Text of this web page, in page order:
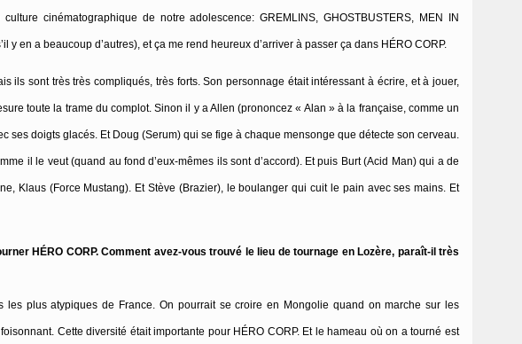
cinématographique de notre adolescence: GREMLINS, GHOSTBUSTERS, MEN IN
en a beaucoup d’autres), et ça me rend heureux d’arriver à passer ça dans HÉRO CORP.
ils sont très très compliqués, très forts. Son personnage était intéressant à écrire, et à jouer,
toute la trame du complot. Sinon il y a Allen (prononcez « Alan » à la française, comme un
ses doigts glacés. Et Doug (Serum) qui se fige à chaque mensonge que détecte son cerveau.
il le veut (quand au fond d’eux-mêmes ils sont d’accord). Et puis Burt (Acid Man) qui a de
Klaus (Force Mustang). Et Stève (Brazier), le boulanger qui cuit le pain avec ses mains. Et
HÉRO CORP. Comment avez-vous trouvé le lieu de tournage en Lozère, paraît-il très
les plus atypiques de France. On pourrait se croire en Mongolie quand on marche sur les
Cette diversité était importante pour HÉRO CORP. Et le hameau où on a tourné est